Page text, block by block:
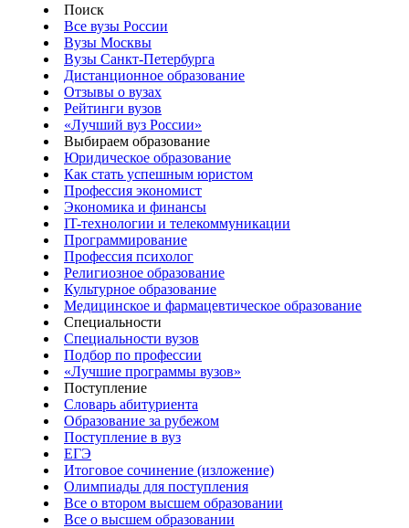
Поиск
Все вузы России
Вузы Москвы
Вузы Санкт-Петербурга
Дистанционное образование
Отзывы о вузах
Рейтинги вузов
«Лучший вуз России»
Выбираем образование
Юридическое образование
Как стать успешным юристом
Профессия экономист
Экономика и финансы
IT-технологии и телекоммуникации
Программирование
Профессия психолог
Религиозное образование
Культурное образование
Медицинское и фармацевтическое образование
Специальности
Специальности вузов
Подбор по профессии
«Лучшие программы вузов»
Поступление
Словарь абитуриента
Образование за рубежом
Поступление в вуз
ЕГЭ
Итоговое сочинение (изложение)
Олимпиады для поступления
Все о втором высшем образовании
Все о высшем образовании